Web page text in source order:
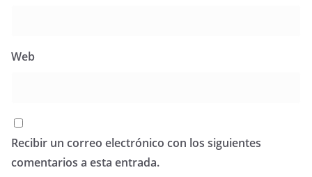
Web
Recibir un correo electrónico con los siguientes
comentarios a esta entrada.